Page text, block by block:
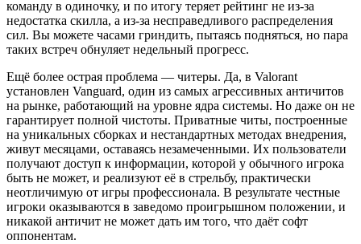
команду в одиночку, и по итогу теряет рейтинг не из-за
недостатка скилла, а из-за несправедливого распределения
сил. Вы можете часами гриндить, пытаясь подняться, но пара
таких встреч обнуляет недельный прогресс.
Ещё более острая проблема — читеры. Да, в Valorant
установлен Vanguard, один из самых агрессивных античитов
на рынке, работающий на уровне ядра системы. Но даже он не
гарантирует полной чистоты. Приватные читы, построенные
на уникальных сборках и нестандартных методах внедрения,
живут месяцами, оставаясь незамеченными. Их пользователи
получают доступ к информации, которой у обычного игрока
быть не может, и реализуют её в стрельбу, практически
неотличимую от игры профессионала. В результате честные
игроки оказываются в заведомо проигрышном положении, и
никакой античит не может дать им того, что даёт софт
оппонентам.